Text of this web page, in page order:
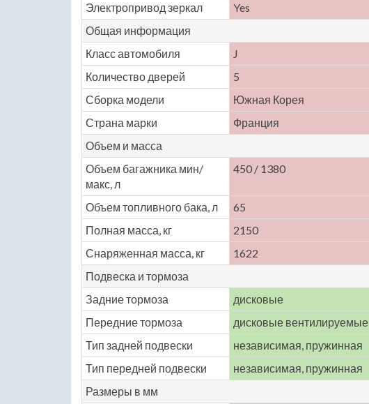
Электропривод зеркал
Yes
Общая информация
Класс автомобиля
J
Количество дверей
5
Сборка модели
Южная Корея
Страна марки
Франция
Объем и масса
Объем багажника мин/
макс, л
450 / 1380
Объем топливного бака, л 65
Полная масса, кг
2150
Снаряженная масса, кг
1622
Подвеска и тормоза
Задние тормоза
дисковые
Передние тормоза
дисковые вентилируемые
Тип задней подвески
независимая, пружинная
Тип передней подвески
независимая, пружинная
Размеры в мм